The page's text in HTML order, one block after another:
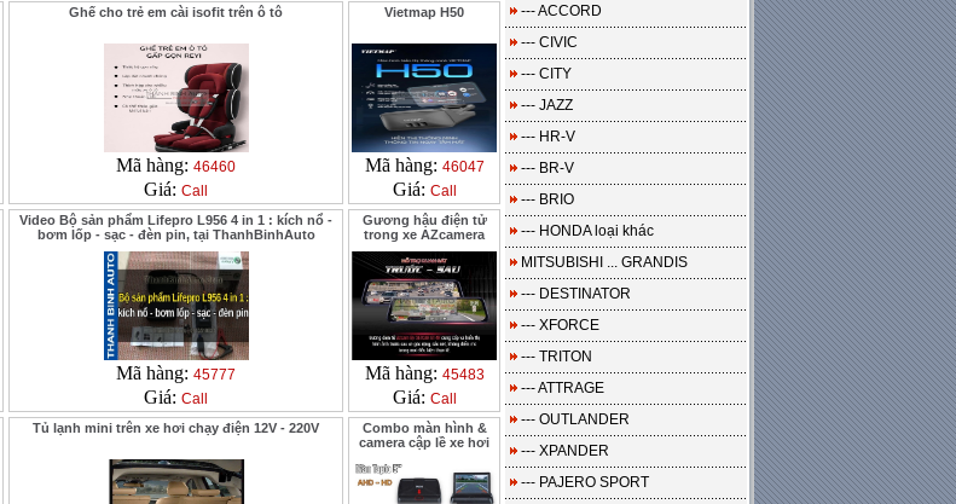
Ghế cho trẻ em cài isofit trên ô tô
Mã hàng: 46460
Giá: Call
Vietmap H50
Mã hàng: 46047
Giá: Call
Video Bộ sản phẩm Lifepro L956 4 in 1 : kích nổ -
bơm lốp - sạc - đèn pin, tại ThanhBinhAuto
Mã hàng: 45777
Giá: Call
Gương hậu điện tử
trong xe AZcamera
Mã hàng: 45483
Giá: Call
Tủ lạnh mini trên xe hơi chạy điện 12V - 220V
Combo màn hình &
camera cập lề xe hơi
--- ACCORD
--- CIVIC
--- CITY
--- JAZZ
--- HR-V
--- BR-V
--- BRIO
--- HONDA loại khác
MITSUBISHI ... GRANDIS
--- DESTINATOR
--- XFORCE
--- TRITON
--- ATTRAGE
--- OUTLANDER
--- XPANDER
--- PAJERO SPORT